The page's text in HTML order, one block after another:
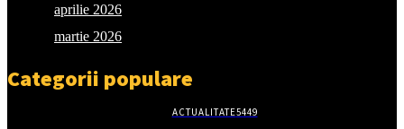
aprilie 2026
martie 2026
Categorii populare
ACTUALITATE5449